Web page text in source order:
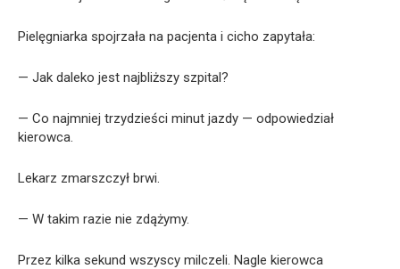
Pielęgniarka spojrzała na pacjenta i cicho zapytała:
— Jak daleko jest najbliższy szpital?
— Co najmniej trzydzieści minut jazdy — odpowiedział
kierowca.
Lekarz zmarszczył brwi.
— W takim razie nie zdążymy.
Przez kilka sekund wszyscy milczeli. Nagle kierowca